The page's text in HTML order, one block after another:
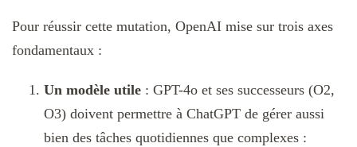
Pour réussir cette mutation, OpenAI mise sur trois axes
fondamentaux :
Un modèle utile : GPT-4o et ses successeurs (O2,
O3) doivent permettre à ChatGPT de gérer aussi
bien des tâches quotidiennes que complexes :